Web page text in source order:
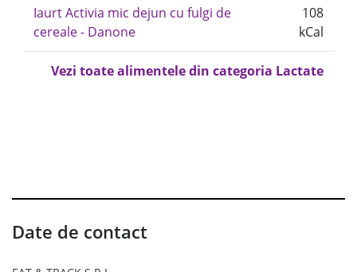
Iaurt Activia mic dejun cu fulgi de
cereale - Danone
108
kCal
Vezi toate alimentele din categoria Lactate
Date de contact